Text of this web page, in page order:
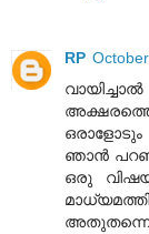
RP
ഞാന്‍
ഒരു